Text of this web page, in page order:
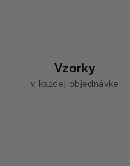
Vzorky
v každej objednávke